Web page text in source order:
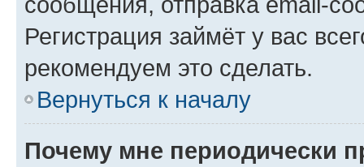
Регистрация займёт у вас
рекомендуем это сделать.
Вернуться к началу
Почему мне периодически